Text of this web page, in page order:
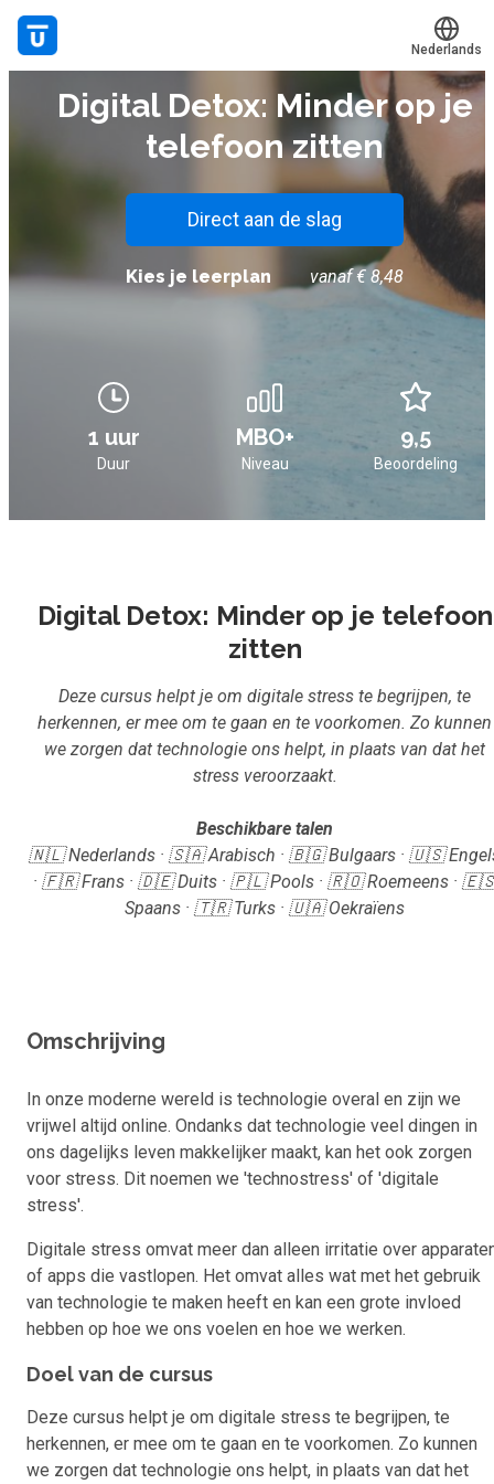
Mijn leerplek
Alle onderwerpen
Experts
Meer
Translate
Nederlands
Digital Detox: Minder op je
telefoon zitten
Direct aan de slag
Kies je leerplan vanaf € 8,48
1 uur MBO+ 9,5
Duur Niveau Beoordeling
Digital Detox: Minder op je telefoon
zitten
Deze cursus helpt je om digitale stress te begrijpen, te
herkennen, er mee om te gaan en te voorkomen. Zo kunnen
we zorgen dat technologie ons helpt, in plaats van dat het
stress veroorzaakt.
Beschikbare talen
🇳🇱 Nederlands · 🇸🇦 Arabisch · 🇧🇬 Bulgaars · 🇺🇸
· 🇫🇷 Frans · 🇩🇪 Duits · 🇵🇱 Pools · 🇷🇴 Roemeens ·
Spaans · 🇹🇷 Turks · 🇺🇦 Oekraïens
Omschrijving
In onze moderne wereld is technologie overal en zijn we
vrijwel altijd online. Ondanks dat technologie veel dingen in
ons dagelijks leven makkelijker maakt, kan het ook zorgen
voor stress. Dit noemen we 'technostress' of 'digitale
stress'.
Digitale stress omvat meer dan alleen irritatie over
of apps die vastlopen. Het omvat alles wat met het gebruik
van technologie te maken heeft en kan een grote invloed
hebben op hoe we ons voelen en hoe we werken.
Doel van de cursus
Deze cursus helpt je om digitale stress te begrijpen, te
herkennen, er mee om te gaan en te voorkomen. Zo kunnen
we zorgen dat technologie ons helpt, in plaats van dat het